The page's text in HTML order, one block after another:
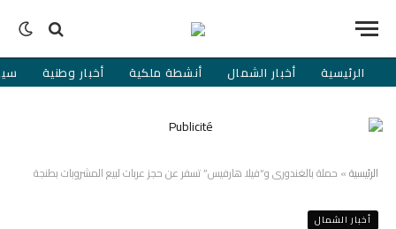
الرئيسية أخبار الشمال أنشطة ملكية أخبار وطنية
الرئيسية» حملة بالغندوري و“فيلا هارفيس” تسفر عن حجز عربات لبيع المشروبات بطنجة
أخبار الشمال